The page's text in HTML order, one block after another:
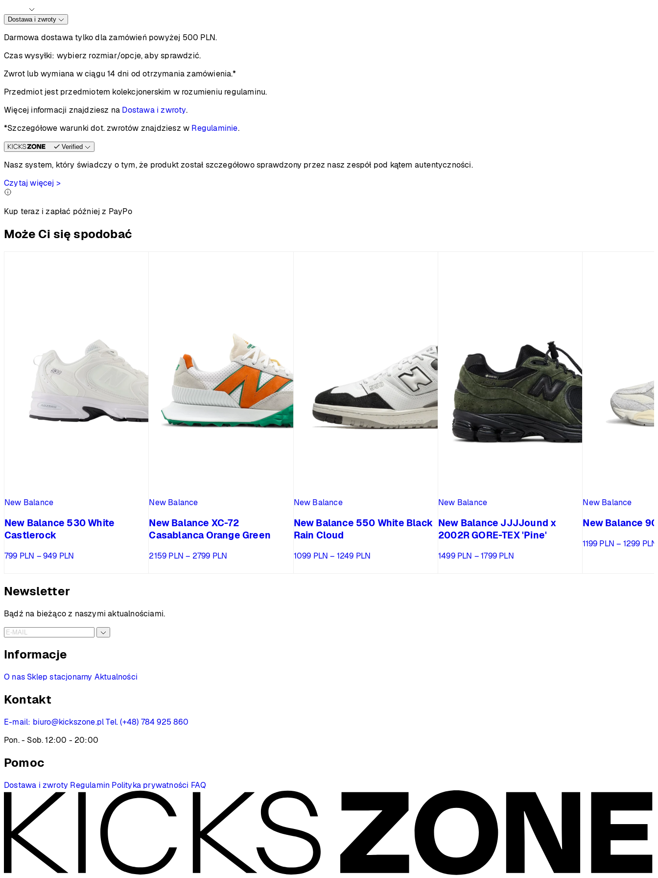
Dostawa i zwroty
Darmowa dostawa tylko dla zamówień powyżej 500 PLN.
Czas wysyłki: wybierz rozmiar/opcje, aby sprawdzić.
Zwrot lub wymiana w ciągu 14 dni od otrzymania zamówienia.*
Przedmiot jest przedmiotem kolekcjonerskim w rozumieniu regulaminu.
Więcej informacji znajdziesz na Dostawa i zwroty.
*Szczegółowe warunki dot. zwrotów znajdziesz w Regulaminie.
Verified
Nasz system, który świadczy o tym, że produkt został szczegółowo sprawdzony przez nasz zespół pod kątem autentyczności.
Czytaj więcej >
Kup teraz i zapłać później z PayPo
Może Ci się spodobać
New Balance
New Balance 530 White
Castlerock
799 PLN – 949 PLN
New Balance
New Balance XC-72
Casablanca Orange Green
2159 PLN – 2799 PLN
New Balance
New Balance 550 White Black
Rain Cloud
1099 PLN – 1249 PLN
New Balance
New Balance JJJJound x
2002R GORE-TEX 'Pine'
1499 PLN – 1799 PLNZakres
New Balance
New Balance
1199 PLN – 1299 PLN
Newsletter
Bądź na bieżąco z naszymi aktualnościami.
Informacje
O nas Sklep stacjonarny Aktualności
Kontakt
E-mail: biuro@kickszone.pl Tel. (+48) 784 925 860
Pon. - Sob. 12:00 - 20:00
Pomoc
Dostawa i zwroty Regulamin Polityka prywatności FAQ